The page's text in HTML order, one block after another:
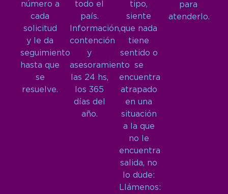
número a
cada
solicitud
y le da
seguimiento
hasta que
se
resuelve.
todo el
país.
Información,
contención
y
asesoramiento
las 24 hs,
los 365
días del
año.
tipo,
siente
que nada
tiene
sentido o
se
encuentra
atrapado
en una
situación
a la que
no le
encuentra
salida, no
lo dude:
Llámenos:
para
atenderlo.